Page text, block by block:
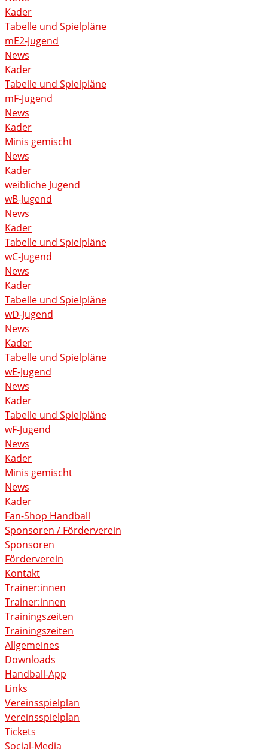
Kader
Tabelle und Spielpläne
mE2-Jugend
News
Kader
Tabelle und Spielpläne
mF-Jugend
News
Kader
Minis gemischt
News
Kader
weibliche Jugend
wB-Jugend
News
Kader
Tabelle und Spielpläne
wC-Jugend
News
Kader
Tabelle und Spielpläne
wD-Jugend
News
Kader
Tabelle und Spielpläne
wE-Jugend
News
Kader
Tabelle und Spielpläne
wF-Jugend
News
Kader
Minis gemischt
News
Kader
Fan-Shop Handball
Sponsoren / Förderverein
Sponsoren
Förderverein
Kontakt
Trainer:innen
Trainer:innen
Trainingszeiten
Trainingszeiten
Allgemeines
Downloads
Handball-App
Links
Vereinsspielplan
Vereinsspielplan
Tickets
Social-Media